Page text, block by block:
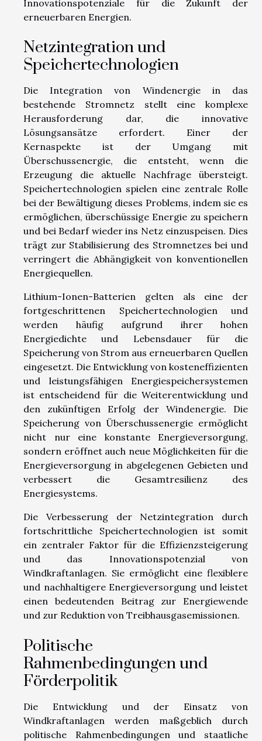
Innovationspotenziale für die Zukunft der
erneuerbaren Energien.
Netzintegration und
Speichertechnologien
Die Integration von Windenergie in das
bestehende Stromnetz stellt eine komplexe
Herausforderung dar, die innovative
Lösungsansätze erfordert. Einer der
Kernaspekte ist der Umgang mit
Überschussenergie, die entsteht, wenn die
Erzeugung die aktuelle Nachfrage übersteigt.
Speichertechnologien spielen eine zentrale Rolle
bei der Bewältigung dieses Problems, indem sie es
ermöglichen, überschüssige Energie zu speichern
und bei Bedarf wieder ins Netz einzuspeisen. Dies
trägt zur Stabilisierung des Stromnetzes bei und
verringert die Abhängigkeit von konventionellen
Energiequellen.
Lithium-Ionen-Batterien gelten als eine der
fortgeschrittenen Speichertechnologien und
werden häufig aufgrund ihrer hohen
Energiedichte und Lebensdauer für die
Speicherung von Strom aus erneuerbaren Quellen
eingesetzt. Die Entwicklung von kosteneffizienten
und leistungsfähigen Energiespeichersystemen
ist entscheidend für die Weiterentwicklung und
den zukünftigen Erfolg der Windenergie. Die
Speicherung von Überschussenergie ermöglicht
nicht nur eine konstante Energieversorgung,
sondern eröffnet auch neue Möglichkeiten für die
Energieversorgung in abgelegenen Gebieten und
verbessert die Gesamtresilienz des
Energiesystems.
Die Verbesserung der Netzintegration durch
fortschrittliche Speichertechnologien ist somit
ein zentraler Faktor für die Effizienzsteigerung
und das Innovationspotenzial von
Windkraftanlagen. Sie ermöglicht eine flexiblere
und nachhaltigere Energieversorgung und leistet
einen bedeutenden Beitrag zur Energiewende
und zur Reduktion von Treibhausgasemissionen.
Politische
Rahmenbedingungen und
Förderpolitik
Die Entwicklung und der Einsatz von
Windkraftanlagen werden maßgeblich durch
politische Rahmenbedingungen und staatliche